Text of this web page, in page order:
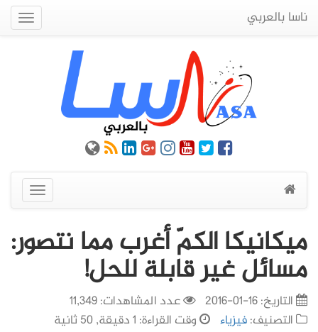
ناسا بالعربي
عرض
القائمة
ميكانيكا الكمّ أغرب مما نتصور:
مسائل غير قابلة للحل!
التاريخ:16-01-2016
عدد المشاهدات: 11,349
التصنيف:فيزياء وقت القراءة: 1 دقيقة, 50 ثانية